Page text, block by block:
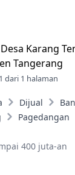
Desa Karang
Tangerang
dari 1 halaman
Dijual
Pagedangan
400 juta-an